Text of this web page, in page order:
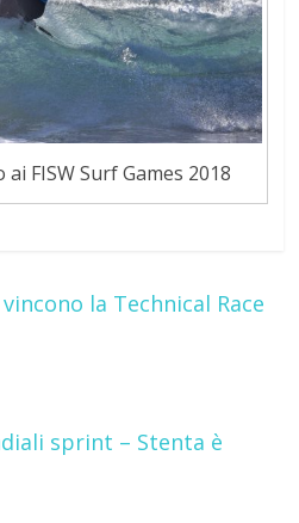
FISW Surf Games 2018
la Technical Race
sprint – Stenta è